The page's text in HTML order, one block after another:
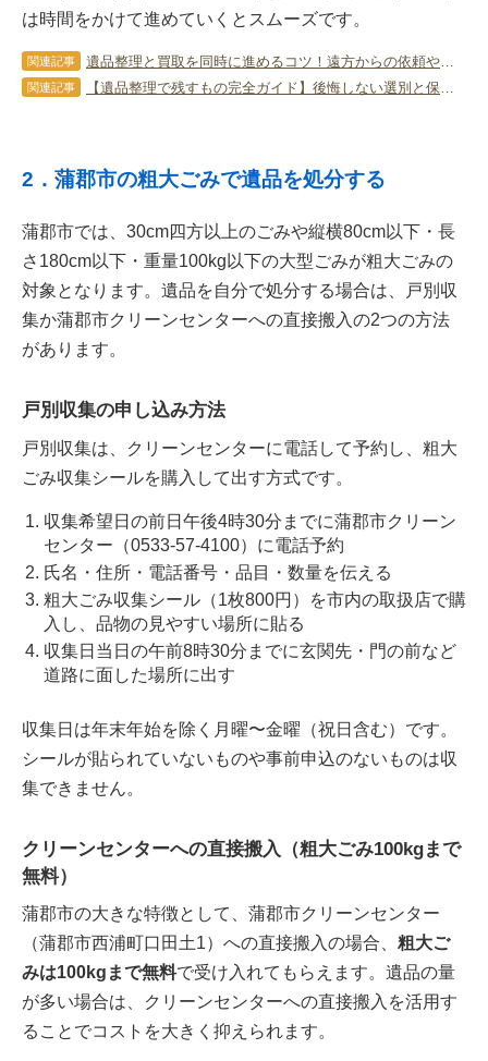
は時間をかけて進めていくとスムーズです。
関連記事 遺品整理と買取を同時に進めるコツ！遠方からの依頼や退去期限への対策
関連記事 【遺品整理で残すもの完全ガイド】後悔しない選別と保管の基準とは？
2．蒲郡市の粗大ごみで遺品を処分する
蒲郡市では、30cm四方以上のごみや縦横80cm以下・長
さ180cm以下・重量100kg以下の大型ごみが粗大ごみの
対象となります。遺品を自分で処分する場合は、戸別収
集か蒲郡市クリーンセンターへの直接搬入の2つの方法
があります。
戸別収集の申し込み方法
戸別収集は、クリーンセンターに電話して予約し、粗大
ごみ収集シールを購入して出す方式です。
収集希望日の前日午後4時30分までに蒲郡市クリーン
センター（0533-57-4100）に電話予約
氏名・住所・電話番号・品目・数量を伝える
粗大ごみ収集シール（1枚800円）を市内の取扱店で購
入し、品物の見やすい場所に貼る
収集日当日の午前8時30分までに玄関先・門の前など
道路に面した場所に出す
収集日は年末年始を除く月曜〜金曜（祝日含む）です。
シールが貼られていないものや事前申込のないものは収
集できません。
クリーンセンターへの直接搬入（粗大ごみ100kgまで
無料）
蒲郡市の大きな特徴として、蒲郡市クリーンセンター
（蒲郡市西浦町口田土1）への直接搬入の場合、 粗大ご
みは100kgまで無料で受け入れてもらえます。遺品の量
が多い場合は、クリーンセンターへの直接搬入を活用す
ることでコストを大きく抑えられます。